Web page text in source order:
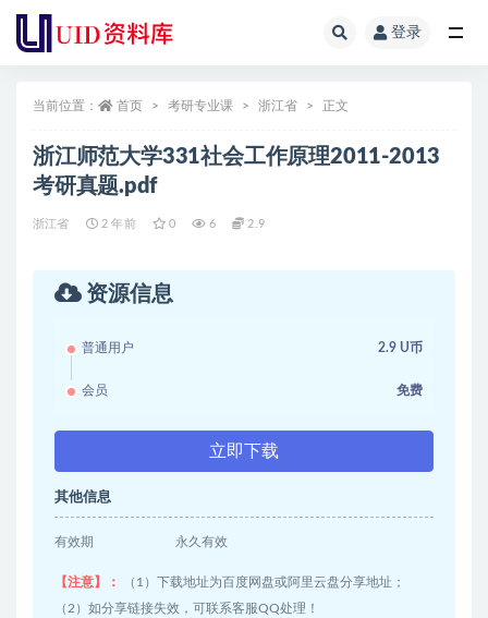
登录
当前位置： 首页 考研专业课 浙江省 正文
浙江师范大学331社会工作原理2011-2013
考研真题.pdf
浙江省 2 年前 0 6 2.9
资源信息
普通用户 2.9 U币
会员 免费
立即下载
其他信息
有效期 永久有效
【注意】：
（1）下载地址为百度网盘或阿里云盘分享地址；
（2）如分享链接失效，可联系客服QQ处理！